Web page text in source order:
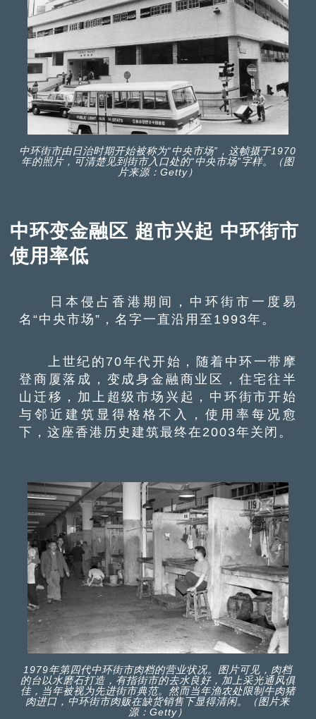
中环街市由日治时期开始被称为“中央市场”，这帧摄于1970
年的照片，可清楚见到街市入口处的“中央市场”字样。（图
片来源：Getty）
中环变金融区 超市兴起 中环街市
使用率低
日本侵占香港期间，中环街市一度易
名“中央市场”，名字一直沿用至1993年。
上世纪的70年代开始，随着中环一带摩
登商厦落成，变成身金融商业区，住宅往半
山迁移，加上超级市场兴起，中环街市开始
与邻近建筑显得格格不入，使用率每况愈
下，这座香港历史建筑最终在2003年关闭。
1979年第四代中环街市肉档的营业状况。图片可见，肉档
的台以水磨石打造，有指街市的去水良好，加上采光通风俱
佳，当年被视为先进街市典范。然而当年渔农处限制牛肉猪
肉进口，中环街市肉贩在缺货销售下显得清闲。（图片来
源：Getty）